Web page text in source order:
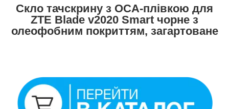
Скло тачскрину з OCA-плівкою для
ZTE Blade v2020 Smart чорне з
олеофобним покриттям, загартоване